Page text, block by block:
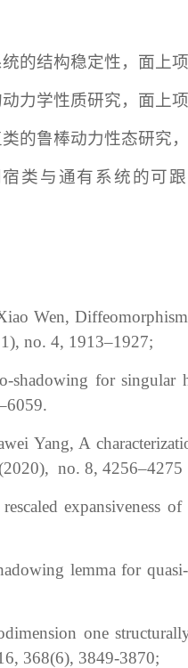
的结构稳定性，面上项
力学性质研究，面上项
的鲁棒动力性态研究
类与通有系统的可
Wen,
no. 4, 1913–1927;
shadowing for singular
Yang, A
no. 8, 4256–4275
expansiveness
lemma for
one
368(6), 3849-3870;